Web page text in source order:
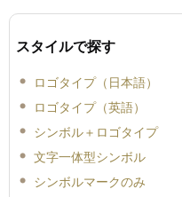
スタイルで探す
ロゴタイプ（日本語）
ロゴタイプ（英語）
シンボル＋ロゴタイプ
文字一体型シンボル
シンボルマークのみ